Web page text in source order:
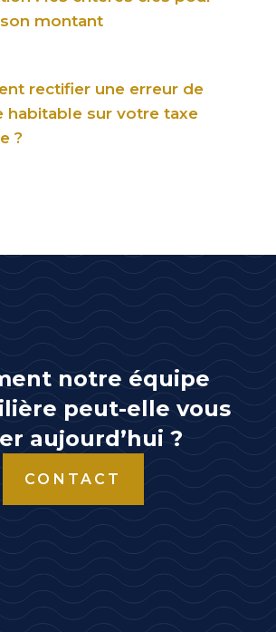
montant
rectifier une erreur de
habitable sur votre taxe
?
notre équipe
peut-elle vous
aujourd’hui ?
CONTACT